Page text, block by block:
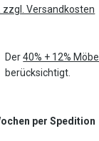
zzgl. Versandkosten
Der40% + 12%
berücksichtigt.
per Spedition